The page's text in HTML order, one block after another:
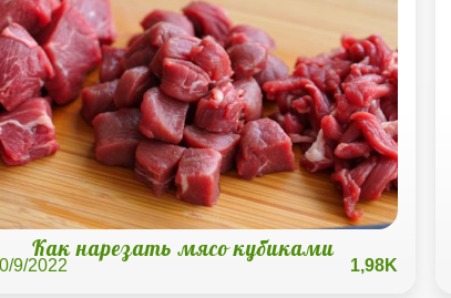
Как нарезать мясо кубиками
9/2022 1,98K